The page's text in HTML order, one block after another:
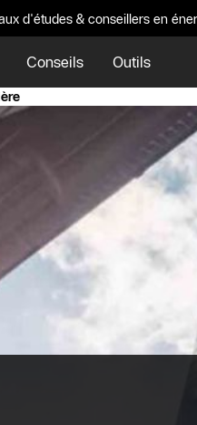
d'études & conseillers en
Conseils Outils